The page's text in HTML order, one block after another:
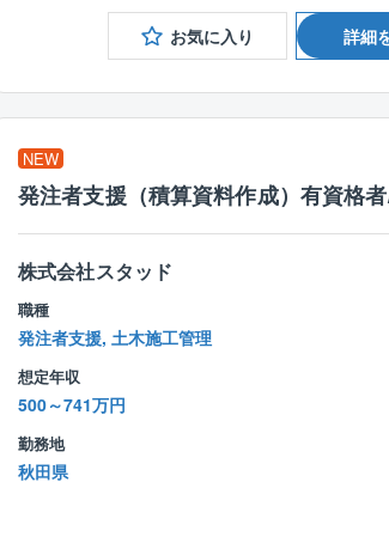
お気に入り 詳細
NEW
発注者支援（積算資料作成）有資格
株式会社スタッド
職種
発注者支援, 土木施工管理
想定年収
500～741万円
勤務地
秋田県